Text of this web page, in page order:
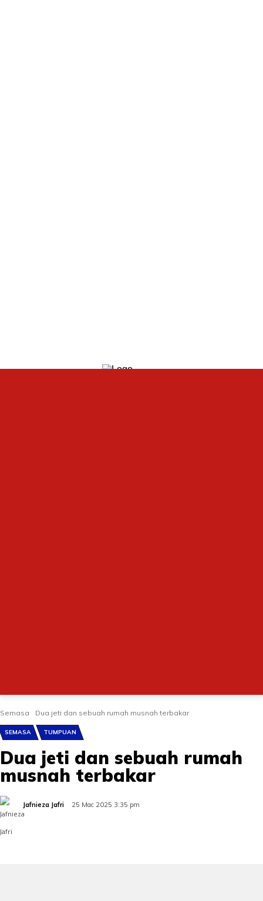
Semasa Dua jeti dan sebuah rumah musnah terbakar
SEMASA TUMPUAN
Dua jeti dan sebuah rumah
musnah terbakar
Jafnieza Jafri 25 Mac 2025 3:35 pm